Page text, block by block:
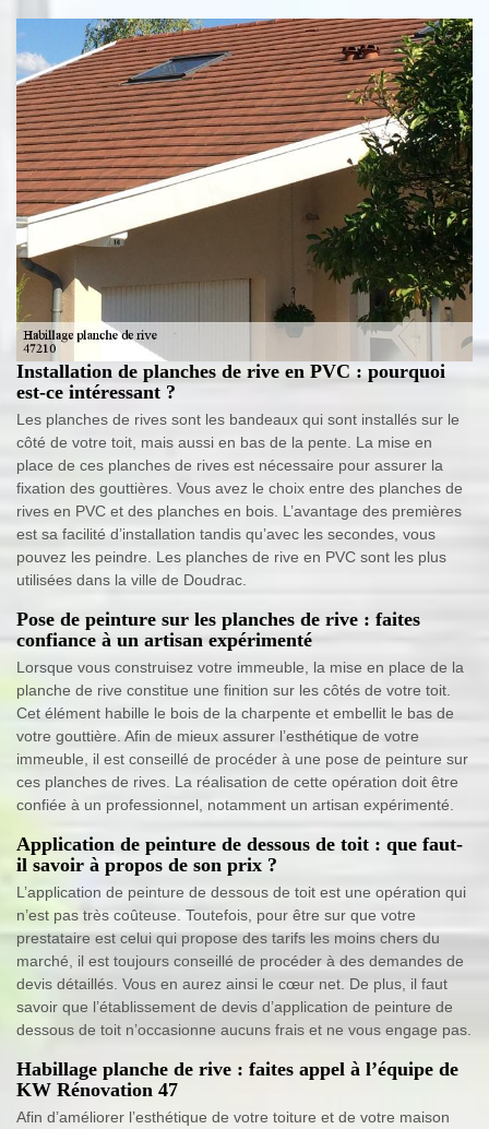
Installation de planches de rive en PVC : pourquoi
est-ce intéressant ?
Les planches de rives sont les bandeaux qui sont installés sur le
côté de votre toit, mais aussi en bas de la pente. La mise en
place de ces planches de rives est nécessaire pour assurer la
fixation des gouttières. Vous avez le choix entre des planches de
rives en PVC et des planches en bois. L’avantage des premières
est sa facilité d’installation tandis qu’avec les secondes, vous
pouvez les peindre. Les planches de rive en PVC sont les plus
utilisées dans la ville de Doudrac.
Pose de peinture sur les planches de rive : faites
confiance à un artisan expérimenté
Lorsque vous construisez votre immeuble, la mise en place de la
planche de rive constitue une finition sur les côtés de votre toit.
Cet élément habille le bois de la charpente et embellit le bas de
votre gouttière. Afin de mieux assurer l’esthétique de votre
immeuble, il est conseillé de procéder à une pose de peinture sur
ces planches de rives. La réalisation de cette opération doit être
confiée à un professionnel, notamment un artisan expérimenté.
Application de peinture de dessous de toit : que faut-
il savoir à propos de son prix ?
L’application de peinture de dessous de toit est une opération qui
n’est pas très coûteuse. Toutefois, pour être sur que votre
prestataire est celui qui propose des tarifs les moins chers du
marché, il est toujours conseillé de procéder à des demandes de
devis détaillés. Vous en aurez ainsi le cœur net. De plus, il faut
savoir que l’établissement de devis d’application de peinture de
dessous de toit n’occasionne aucuns frais et ne vous engage pas.
Habillage planche de rive : faites appel à l’équipe de
KW Rénovation 47
Afin d’améliorer l’esthétique de votre toiture et de votre maison